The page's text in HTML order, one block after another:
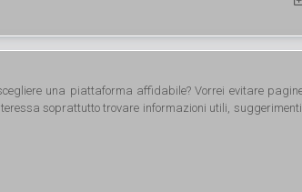
una piattaforma affidabile? Vorrei evitare
soprattutto trovare informazioni utili,